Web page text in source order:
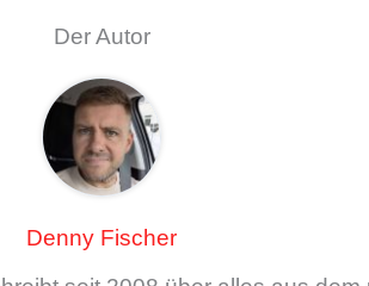
Der Autor
Denny Fischer